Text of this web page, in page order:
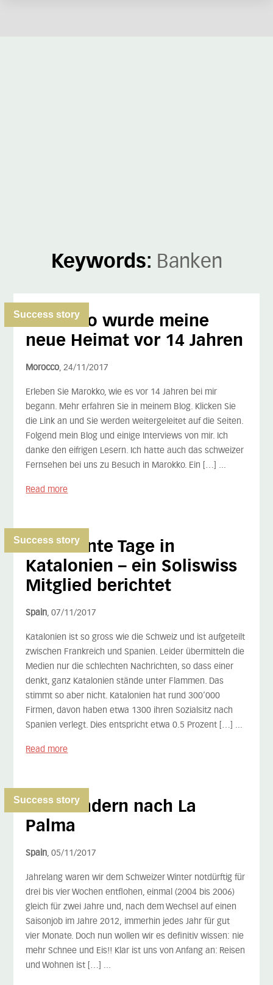
Keywords: Banken
Success story
Marokko wurde meine
neue Heimat vor 14 Jahren
Morocco, 24/11/2017
Erleben Sie Marokko, wie es vor 14 Jahren bei mir
begann. Mehr erfahren Sie in meinem Blog. Klicken Sie
die Link an und Sie werden weitergeleitet auf die Seiten.
Folgend mein Blog und einige Interviews von mir. Ich
danke den eifrigen Lesern. Ich hatte auch das schweizer
Fernsehen bei uns zu Besuch in Marokko. Ein […] ...
Read more
Success story
Turbulente Tage in
Katalonien – ein Soliswiss
Mitglied berichtet
Spain, 07/11/2017
Katalonien ist so gross wie die Schweiz und ist aufgeteilt
zwischen Frankreich und Spanien. Leider übermitteln die
Medien nur die schlechten Nachrichten, so dass einer
denkt, ganz Katalonien stände unter Flammen. Das
stimmt so aber nicht. Katalonien hat rund 300’000
Firmen, davon haben etwa 1300 ihren Sozialsitz nach
Spanien verlegt. Dies entspricht etwa 0.5 Prozent […] ...
Read more
Success story
Auswandern nach La
Palma
Spain, 05/11/2017
Jahrelang waren wir dem Schweizer Winter notdürftig für
drei bis vier Wochen entflohen, einmal (2004 bis 2006)
gleich für zwei Jahre und, nach dem Wechsel auf einen
Saisonjob im Jahre 2012, immerhin jedes Jahr für gut
vier Monate. Doch nun wollen wir es definitiv wissen: nie
mehr Schnee und Eis!! Klar ist uns von Anfang an: Reisen
und Wohnen ist […] ...